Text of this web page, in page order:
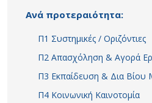
Ανά προτεραιότητα:
Π1 Συστημικές / Οριζόντιες
Π2 Απασχόληση & Αγορά
Π3 Εκπαίδευση & Δια Βίου
Π4 Κοινωνική Καινοτομία